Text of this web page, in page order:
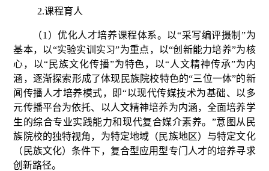
2.课程育人
（1 ）优化人才培养课程体系。 以“采写编评摄制”为
基本，以“实验实训实习”为重点，以“创新能力培养”为核
心，以“民族文化传播”为特色，以“人文精神传承”为内
涵，逐渐探索形成了体现民族院校特色的“三位一体”的新
闻传播人才培养模式，即“以现代传媒技术为基础、以多
元传播平台为依托、以人文精神培养为内涵，全面培养学
生的综合专业实践能力和现代复合媒介素养。”意图从民
族院校的独特视角，为特定地域（民族地区）与特定文化
（民族文化）条件下，复合型应用型专门人才的培养寻求
创新路径。